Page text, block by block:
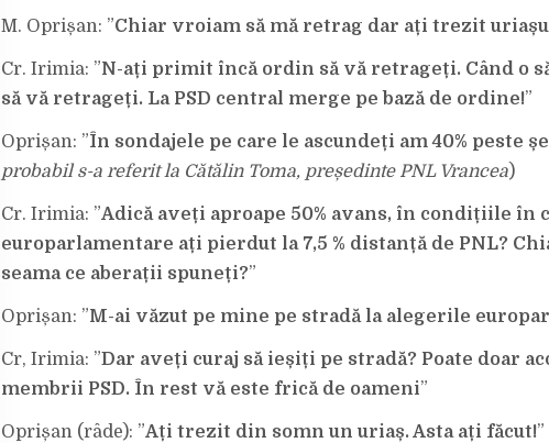
M. Oprișan: ”Chiar vroiam să mă retrag dar ați trezit
Cr. Irimia: ”N-ați primit încă ordin să vă retrageți. Când o
să vă retrageți. La PSD central merge pe bază de ordine!”
Oprișan: ”În sondajele pe care le ascundeți am 40% peste
probabil s-a referit la Cătălin Toma, președinte PNL Vrancea)
Cr. Irimia: ”Adică aveți aproape 50% avans, în condițiile în
europarlamentare ați pierdut la 7,5 % distanță de PNL?
seama ce aberații spuneți?”
Oprișan: ”M-ai văzut pe mine pe stradă la alegerile
Cr, Irimia: ”Dar aveți curaj să ieșiți pe stradă? Poate doar
membrii PSD. În rest vă este frică de oameni”
Oprișan (râde): ”Ați trezit din somn un uriaș. Asta ați făcut!”